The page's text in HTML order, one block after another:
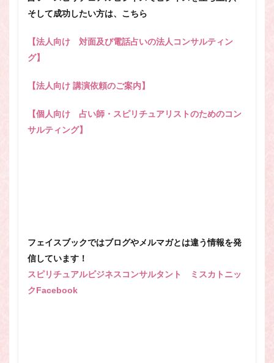
そして成功したい方は、こちら
【法人向け 対面及び電話占いの法人コンサルティン
グ】
【法人向け 講演依頼のご案内】
【個人向け 占い師・スピリチュアリストのためのコン
サルティング】
フェイスブックではブログやメルマガとは違う情報を発
信しています！
スピリチュアルビジネスコンサルタント ミスカトニッ
クFacebook